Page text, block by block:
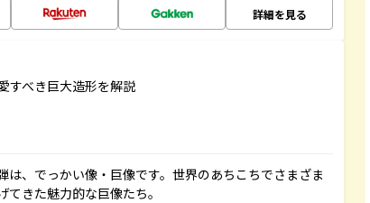
詳細を見る
すべき巨大造形を解説
は、でっかい像・巨像です。世界のあちこちでさまざま
きた魅力的な巨像たち。